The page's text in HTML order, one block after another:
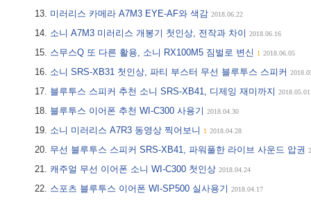
미러리스 카메라 A7M3 EYE-AF와 색감 2018.06.22
소니 A7M3 미러리스 개봉기 첫인상, 전작과 차이 2018.06.16
스무스Q 또 다른 활용, 소니 RX100M5 짐벌로 변신 1 2018.06.05
소니 SRS-XB31 첫인상, 파티 부스터 무선 블루투스 스피커
블루투스 스피커 추천 소니 SRS-XB41, 디제잉 재미까지 2018.05.01
블루투스 이어폰 추천 WI-C300 사용기 2018.04.30
소니 미러리스 A7R3 동영상 찍어보니 1 2018.04.28
무선 블루투스 스피커 SRS-XB41, 파워풀한 라이브 사운드 압권
캐주얼 무선 이어폰 소니 WI-C300 첫인상 2018.04.24
스포츠 블루투스 이어폰 WI-SP500 실사용기 2018.04.17